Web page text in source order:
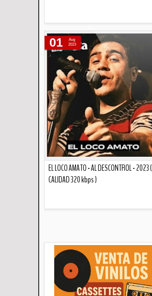
EL LOCO AMATO - AL DESCONTROL - 2023 (
CALIDAD 320 kbps )
01
Aug
2023